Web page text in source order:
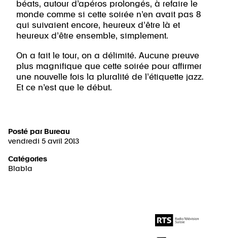
béats, autour d’apéros prolongés, à refaire le
monde comme si cette soirée n’en avait pas 8
qui suivaient encore, heureux d’être là et
heureux d’être ensemble, simplement.
On a fait le tour, on a délimité. Aucune preuve
plus magnifique que cette soirée pour affirmer
une nouvelle fois la pluralité de l’étiquette jazz.
Et ce n’est que le début.
Posté par Bureau
vendredi 5 avril 2013
Catégories
Blabla